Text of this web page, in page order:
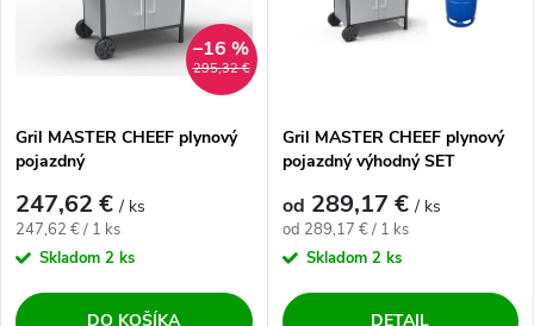
295,32 €
–16 %
Gril MASTER CHEEF plynový
pojazdný
247,62 €/ ks
Jednotková cena:
247,62 € / 1 ks
Skladom 2 ks
DO KOŠÍKA
Gril MASTER CHEEF plynový
pojazdný výhodný SET
od 289,17 €/ ks
Jednotková cena:
od 289,17 € / 1 ks
Skladom 2 ks
DETAIL